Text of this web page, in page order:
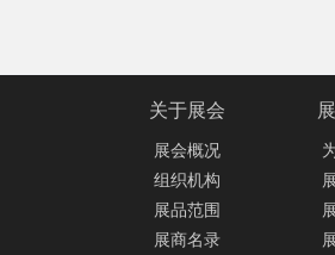
关于展会
展会概况
组织机构
展品范围
展商名录